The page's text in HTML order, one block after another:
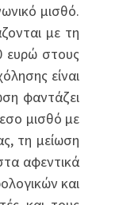
μισθό.
με τη
ευρώ στους
είναι
φαντάζει
μισθό με
τη μείωση
αφεντικά
και